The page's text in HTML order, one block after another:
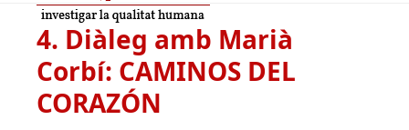
menu
menu
4. Diàleg amb Marià
Corbí: CAMINOS DEL
CORAZÓN